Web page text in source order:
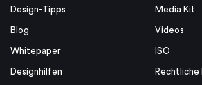
Design-Tipps
Blog
Whitepaper
Designhilfen
Media Kit
Videos
ISO
Rechtliche